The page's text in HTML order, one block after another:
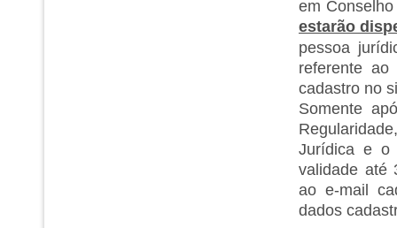
em
estarão
pessoa
referente
cadastro no
Somente
Jurídica e o
validade até
ao e-mail
dados